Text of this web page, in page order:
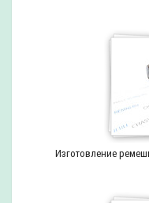
Изготовление